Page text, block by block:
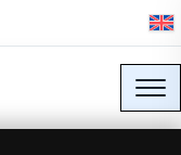
דלג לתוכן